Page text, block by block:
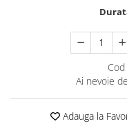
Ai nevoie
Adauga la